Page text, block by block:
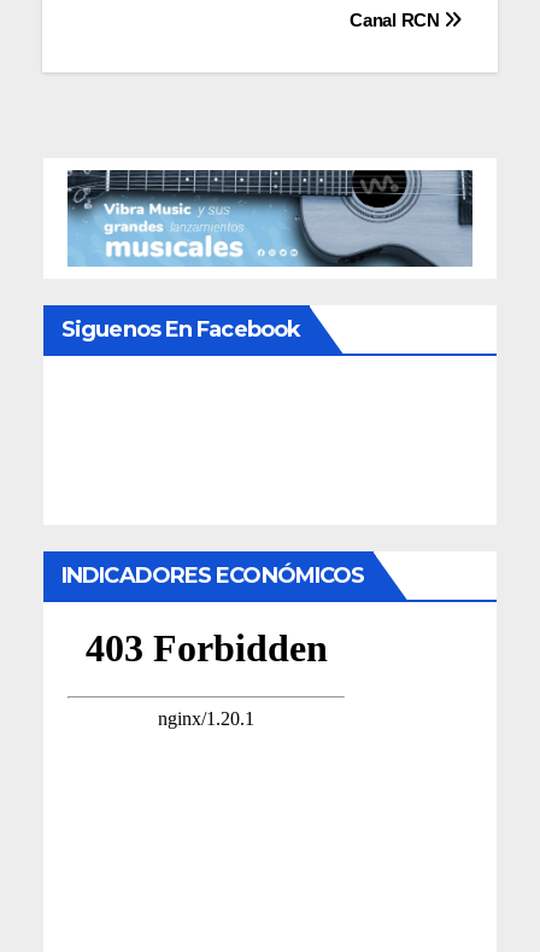
Canal RCN
Siguenos En Facebook
INDICADORES ECONÓMICOS